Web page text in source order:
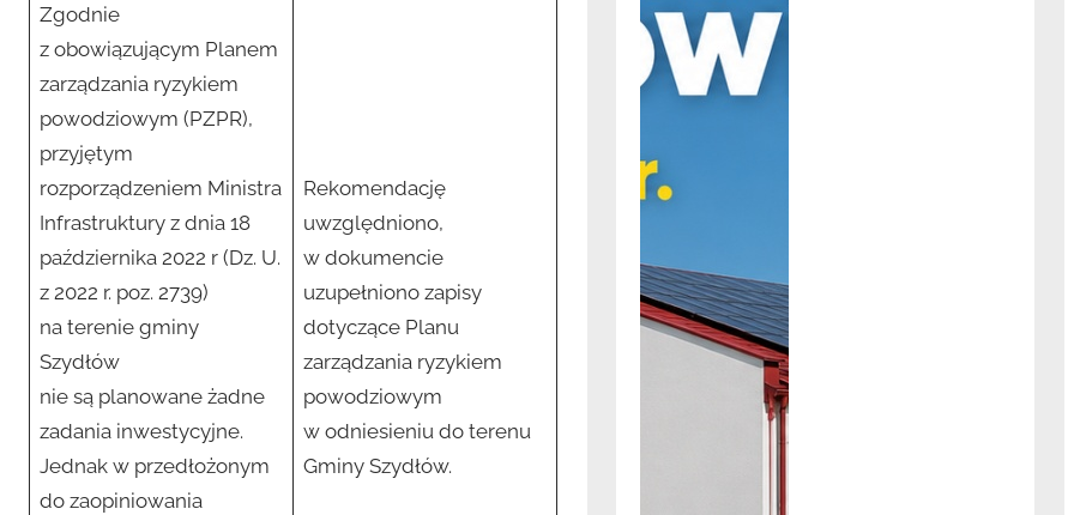
Zgodnie
z obowiązującym Planem
zarządzania ryzykiem
powodziowym (PZPR),
przyjętym
rozporządzeniem Ministra
Infrastruktury z dnia 18
października 2022 r (Dz. U.
z 2022 r. poz. 2739)
na terenie gminy
Szydłów
nie są planowane żadne
zadania inwestycyjne.
Jednak w przedłożonym
do zaopiniowania
Rekomendację
uwzględniono,
w dokumencie
uzupełniono zapisy
dotyczące Planu
zarządzania ryzykiem
powodziowym
w odniesieniu do terenu
Gminy Szydłów.